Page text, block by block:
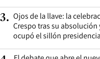
3. Ojos de la llave: la
Crespo tras su
ocupó el sillón